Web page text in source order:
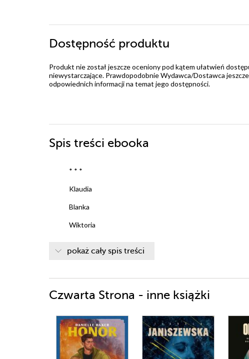
Dostępność produktu
Produkt nie został jeszcze oceniony pod kątem ułatwień
niewystarczające. Prawdopodobnie Wydawca/Dostawca
odpowiednich informacji na temat jego dostępności.
Spis treści ebooka
* * *
Klaudia
Blanka
Wiktoria
Wiktoria
Klaudia
Blanka
Wiktoria
Klaudia
pokaż cały spis treści
Czwarta Strona - inne książki